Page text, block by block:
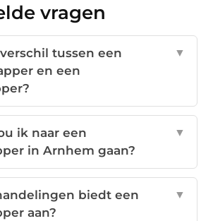
vragen
tussen een
en een
▼
ik naar een
in Arnhem gaan?
▼
biedt een
aan?
▼